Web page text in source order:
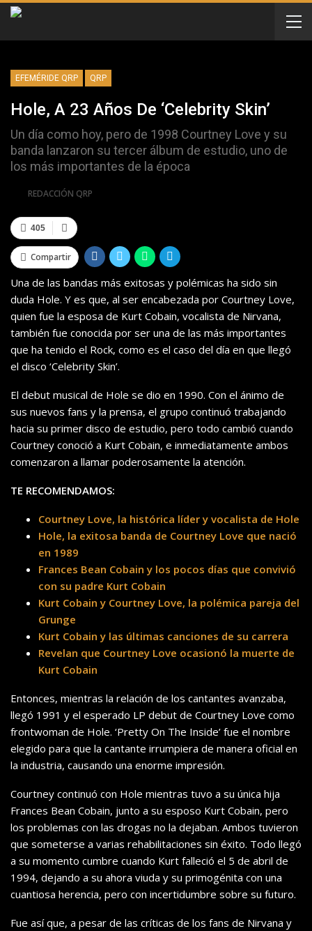
EFEMÉRIDE QRP QRP
Hole, A 23 Años De ‘Celebrity Skin’
Un día como hoy, pero de 1998 Courtney Love y su
banda lanzaron su tercer álbum de estudio, uno de
los más importantes de la época
REDACCIÓN QRP
405
Compartir
Una de las bandas más exitosas y polémicas ha sido sin
duda Hole. Y es que, al ser encabezada por Courtney Love,
quien fue la esposa de Kurt Cobain, vocalista de Nirvana,
también fue conocida por ser una de las más importantes
que ha tenido el Rock, como es el caso del día en que llegó
el disco ‘Celebrity Skin’.
El debut musical de Hole se dio en 1990. Con el ánimo de
sus nuevos fans y la prensa, el grupo continuó trabajando
hacia su primer disco de estudio, pero todo cambió cuando
Courtney conoció a Kurt Cobain, e inmediatamente ambos
comenzaron a llamar poderosamente la atención.
TE RECOMENDAMOS:
Courtney Love, la histórica líder y vocalista de Hole
Hole, la exitosa banda de Courtney Love que nació
en 1989
Frances Bean Cobain y los pocos días que convivió
con su padre Kurt Cobain
Kurt Cobain y Courtney Love, la polémica pareja del
Grunge
Kurt Cobain y las últimas canciones de su carrera
Revelan que Courtney Love ocasionó la muerte de
Kurt Cobain
Entonces, mientras la relación de los cantantes avanzaba,
llegó 1991 y el esperado LP debut de Courtney Love como
frontwoman de Hole. ‘Pretty On The Inside’ fue el nombre
elegido para que la cantante irrumpiera de manera oficial en
la industria, causando una enorme impresión.
Courtney continuó con Hole mientras tuvo a su única hija
Frances Bean Cobain, junto a su esposo Kurt Cobain, pero
los problemas con las drogas no la dejaban. Ambos tuvieron
que someterse a varias rehabilitaciones sin éxito. Todo llegó
a su momento cumbre cuando Kurt falleció el 5 de abril de
1994, dejando a su ahora viuda y su primogénita con una
cuantiosa herencia, pero con incertidumbre sobre su futuro.
Fue así que, a pesar de las críticas de los fans de Nirvana y